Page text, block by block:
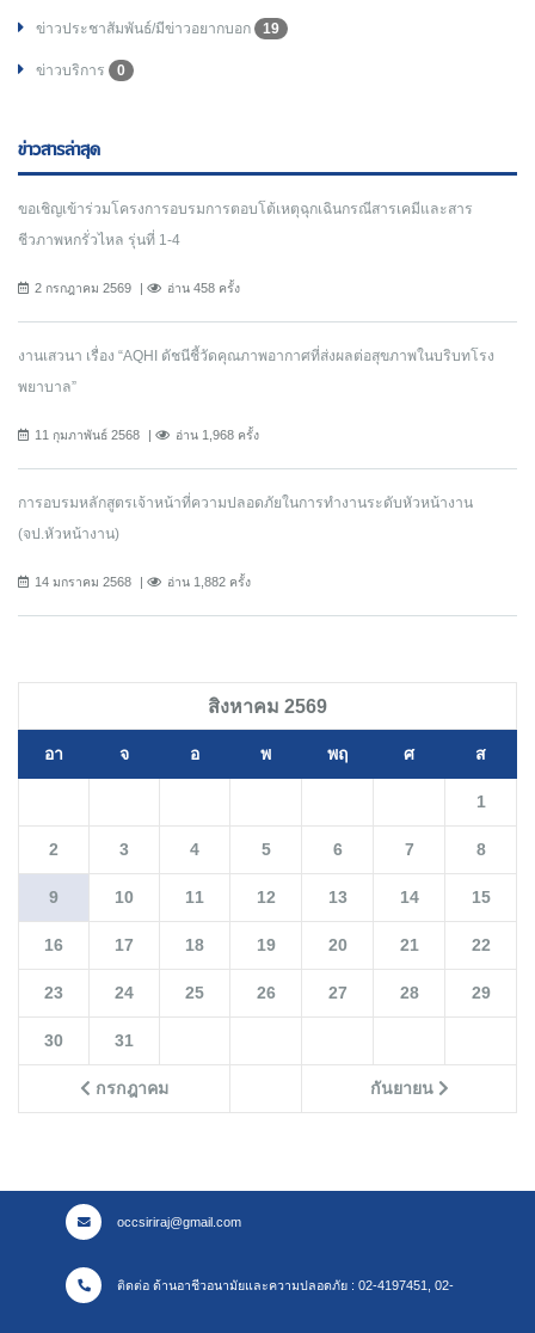
ข่าวประชาสัมพันธ์/มีข่าวอยากบอก 19
ข่าวบริการ 0
ข่าวสารล่าสุด
ขอเชิญเข้าร่วมโครงการอบรมการตอบโต้เหตุฉุกเฉินกรณีสารเคมีและสาร
ชีวภาพหกรั่วไหล รุ่นที่ 1-4
2 กรกฎาคม 2569 อ่าน 458 ครั้ง
งานเสวนา เรื่อง “AQHI ดัชนีชี้วัดคุณภาพอากาศที่ส่งผลต่อสุขภาพในบริบทโรง
พยาบาล”
11 กุมภาพันธ์ 2568 อ่าน 1,968 ครั้ง
การอบรมหลักสูตรเจ้าหน้าที่ความปลอดภัยในการทํางานระดับหัวหน้างาน
(จป.หัวหน้างาน)
14 มกราคม 2568 อ่าน 1,882 ครั้ง
สิงหาคม 2569
อา จ อ พ พฤ ศ ส
กรกฎาคม กันยายน
1
2 3 4 5 6 7 8
9 10 11 12 13 14 15
16 17 18 19 20 21 22
23 24 25 26 27 28 29
30 31
occsiriraj@gmail.com
ติดต่อ ด้านอาชีวอนามัยและความปลอดภัย : 02-4197451, 02-